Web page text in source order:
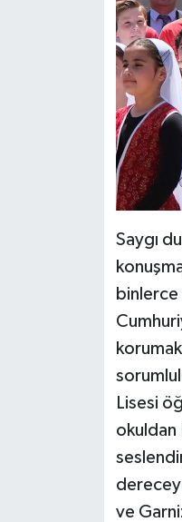
Saygı
binlerce
Lisesi
okuldan
ve